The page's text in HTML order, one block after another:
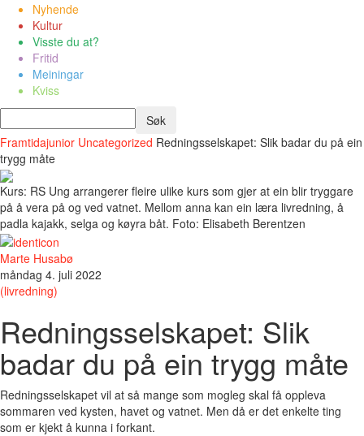
Nyhende
Kultur
Visste du at?
Fritid
Meiningar
Kviss
Framtidajunior Uncategorized Redningsselskapet: Slik badar du på ein
trygg måte
Kurs: RS Ung arrangerer fleire ulike kurs som gjer at ein blir tryggare
på å vera på og ved vatnet. Mellom anna kan ein læra livredning, å
padla kajakk, selga og køyra båt. Foto: Elisabeth Berentzen
Marte Husabø
måndag 4. juli 2022
(livredning)
Redningsselskapet: Slik
badar du på ein trygg måte
Redningsselskapet vil at så mange som mogleg skal få oppleva
sommaren ved kysten, havet og vatnet. Men då er det enkelte ting
som er kjekt å kunna i forkant.